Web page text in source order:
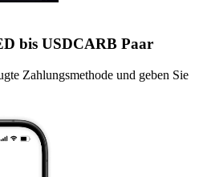
bis USDCARB Paar
Zahlungsmethode und geben Sie